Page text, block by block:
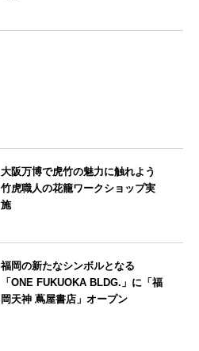
大阪万博で虎竹の魅力に触れよう
竹虎職人の花籠ワークショップ実
施
福岡の新たなシンボルとなる
「ONE FUKUOKA BLDG.」に「福
岡天神 蔦屋書店」オープン